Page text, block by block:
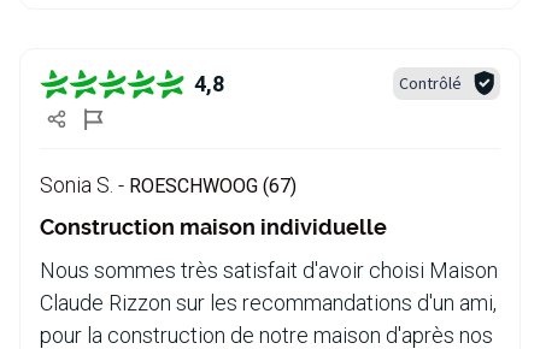
4,8 Contrôlé
Sonia S. - ROESCHWOOG (67)
Construction maison individuelle
Nous sommes très satisfait d'avoir choisi Maison
Claude Rizzon sur les recommandations d'un ami,
pour la construction de notre maison d'après nos